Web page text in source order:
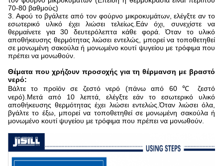
70-80 βαθμούς)
3. Αφού το βγάλετε από τον φούρνο μικροκυμάτων, ελέγξτε αν το
εσωτερικό υλικό έχει λιώσει τελείως.Εάν όχι, συνεχίστε να
θερμαίνετε για 30 δευτερόλεπτα κάθε φορά. Όταν το υλικό
αποθήκευσης θερμότητας λιώσει εντελώς, μπορεί να τοποθετηθεί
σε μονωμένη σακούλα ή μονωμένο κουτί ψυγείου με τρόφιμα που
πρέπει να μονωθούν.
Θέματα που χρήζουν προσοχής για τη θέρμανση με βραστό
νερό:
Βάλτε το προϊόν σε ζεστό νερό (πάνω από 60 ℃ ζεστό
νερό).Μετά από 10 λεπτά, ελέγξτε εάν το εσωτερικό υλικό
αποθήκευσης θερμότητας έχει λιώσει εντελώς.Όταν λιώσει όλα,
βγάλτε το έξω, μπορεί να τοποθετηθεί σε μονωμένη σακούλα ή
μονωμένο κουτί ψυγείου με τρόφιμα που πρέπει να μονωθούν.